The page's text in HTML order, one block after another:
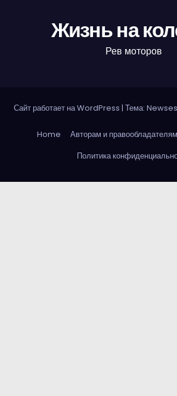
Жизнь на
Рев моторов
Сайт работает на WordPress | Тема:
Home Авторам и правообладателям
Политика